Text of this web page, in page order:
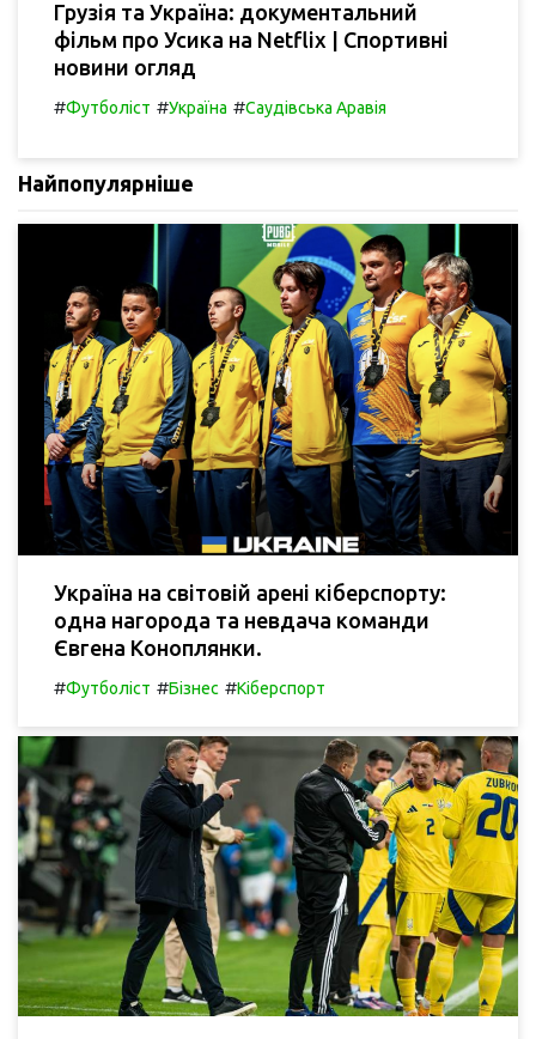
Грузія та Україна: документальний
фільм про Усика на Netflix | Спортивні
новини огляд
#Футболіст #Україна #Саудівська Аравія
Найпопулярніше
Україна на світовій арені кіберспорту:
одна нагорода та невдача команди
Євгена Коноплянки.
#Футболіст #Бізнес #Кіберспорт